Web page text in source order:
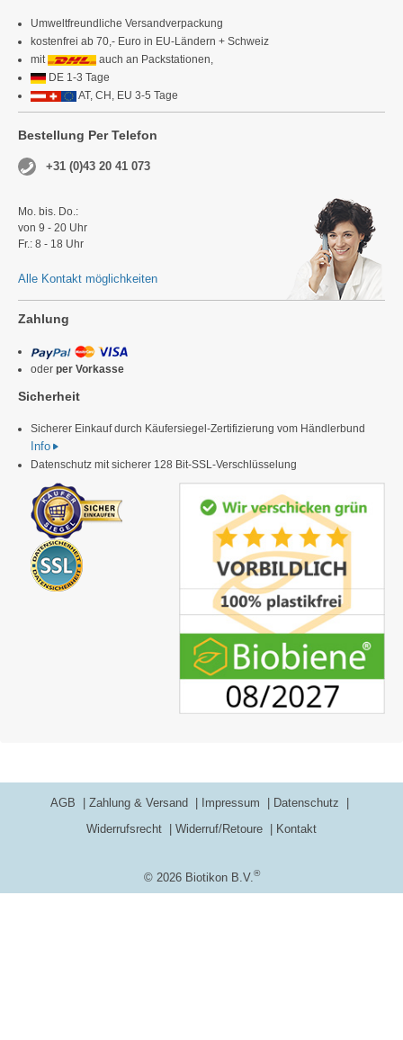
Umweltfreundliche Versandverpackung
kostenfrei ab 70,- Euro in EU-Ländern + Schweiz
mit
auch an Packstationen,
DE 1-3 Tage
AT, CH, EU 3-5 Tage
Bestellung Per Telefon
+31 (0)43 20 41 073
Mo. bis. Do.:
von 9 - 20 Uhr
Fr.: 8 - 18 Uhr
Alle Kontakt möglichkeiten
Zahlung
oder per Vorkasse
Sicherheit
Sicherer Einkauf durch Käufersiegel-Zertifizierung vom Händlerbund
Info
Datenschutz mit sicherer 128 Bit-SSL-Verschlüsselung
© 2026 Biotikon B.V.®
AGB Zahlung & Versand Impressum
Datenschutz
Widerrufsrecht
Widerruf/Retoure Kontakt